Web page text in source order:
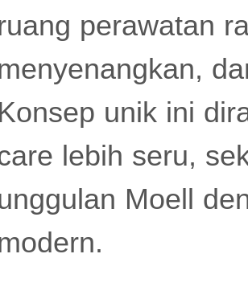
perawatan
Konsep unik ini
lebih seru,
Moell